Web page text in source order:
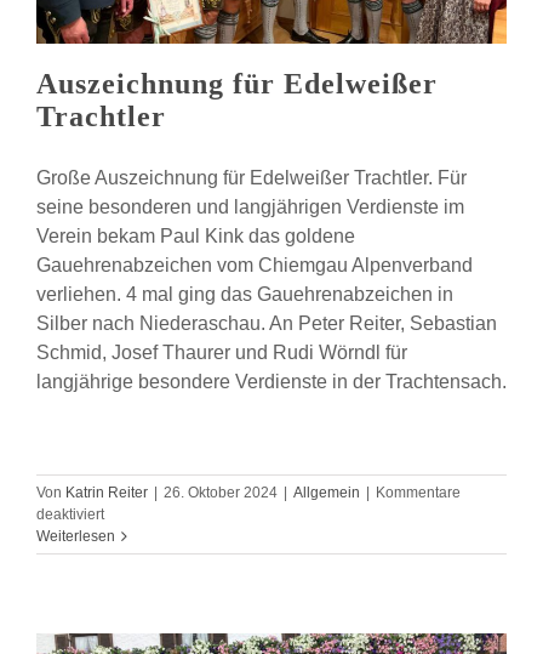
Auszeichnung für Edelweißer
Trachtler
Große Auszeichnung für Edelweißer Trachtler. Für
seine besonderen und langjährigen Verdienste im
Verein bekam Paul Kink das goldene
Gauehrenabzeichen vom Chiemgau Alpenverband
verliehen. 4 mal ging das Gauehrenabzeichen in
Silber nach Niederaschau. An Peter Reiter, Sebastian
Schmid, Josef Thaurer und Rudi Wörndl für
langjährige besondere Verdienste in der Trachtensach.
Von Katrin Reiter 26. Oktober 2024 Allgemein
Kommentare
deaktiviertfür
Auszeichnung
für
Weiterlesen